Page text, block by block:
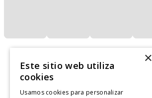
×
Este sitio web utiliza
cookies
Usamos cookies para personalizar